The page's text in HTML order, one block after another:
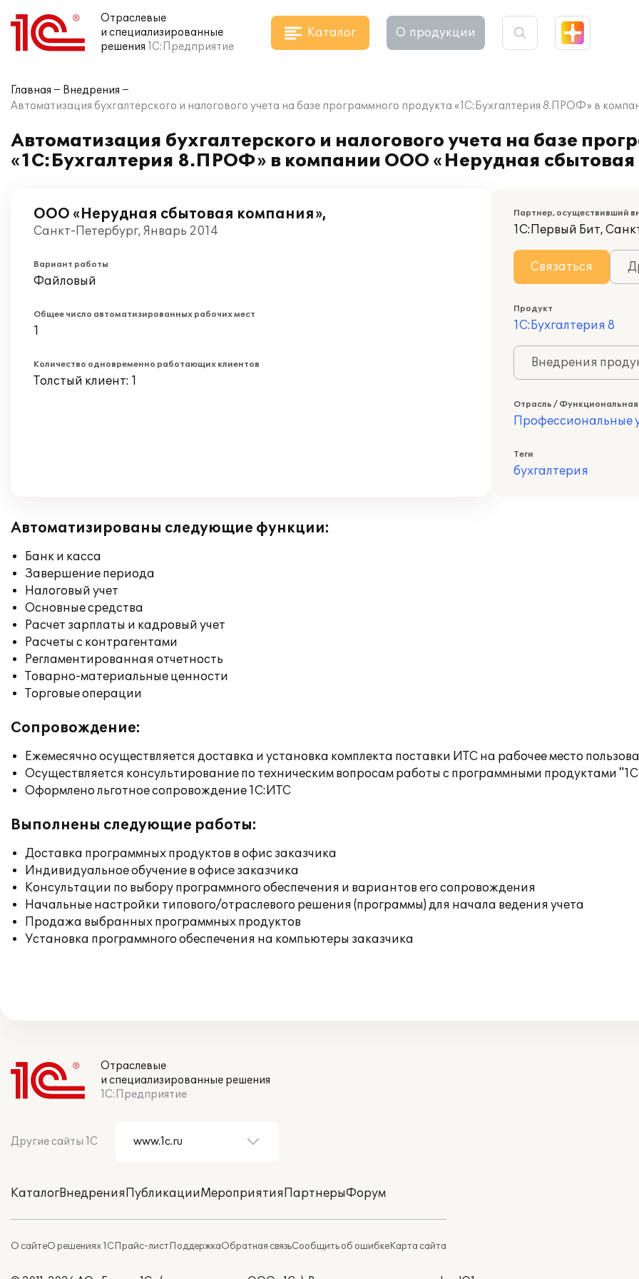
Отраслевые
и специализированные
решения 1С:Предприятие
Каталог О продукции
Главная
Внедрения
Автоматизация бухгалтерского и налогового учета на базе программного продукта «1С:Бухгалтерия 8.ПРОФ» в
Автоматизация бухгалтерского и налогового учета на базе
«1С:Бухгалтерия 8.ПРОФ» в компании ООО «Нерудная
ООО «Нерудная сбытовая компания»,
Санкт-Петербург, Январь 2014
Вариант работы
Файловый
Общее число автоматизированных рабочих мест
1
Количество одновременно работающих клиентов
Толстый клиент: 1
Партнер, осуществивший
1С:Первый Бит,
Связаться
Продукт
1С:Бухгалтерия 8
Внедрения
Отрасль / Функциональная
Профессиональные
Теги
бухгалтерия
Автоматизированы следующие функции:
Банк и касса
Завершение периода
Налоговый учет
Основные средства
Расчет зарплаты и кадровый учет
Расчеты с контрагентами
Регламентированная отчетность
Товарно-материальные ценности
Торговые операции
Сопровождение:
Ежемесячно осуществляется доставка и установка комплекта поставки ИТС на рабочее место
Осуществляется консультирование по техническим вопросам работы с программными продуктами
Оформлено льготное сопровождение 1С:ИТС
Выполнены следующие работы:
Доставка программных продуктов в офис заказчика
Индивидуальное обучение в офисе заказчика
Консультации по выбору программного обеспечения и вариантов его сопровождения
Начальные настройки типового/отраслевого решения (программы) для начала ведения учета
Продажа выбранных программных продуктов
Установка программного обеспечения на компьютеры заказчика
Отраслевые
и специализированные решения
1С:Предприятие
Другие сайты 1С
КаталогВнедренияПубликацииМероприятияПартнерыФорум
О сайтеО решениях 1СПрайс-листПоддержкаОбратная связьСообщить об ошибкеКарта сайта